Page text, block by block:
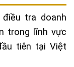
tra doanh
trong lĩnh vực
tiên tại Việt